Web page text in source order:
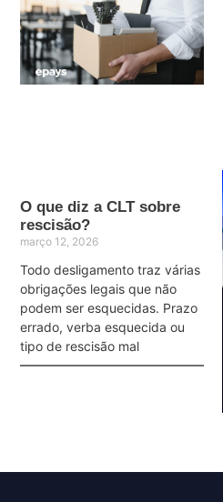
O que diz a CLT sobre
rescisão?
março 12, 2026
Todo desligamento traz várias
obrigações legais que não
podem ser esquecidas. Prazo
errado, verba esquecida ou
tipo de rescisão mal